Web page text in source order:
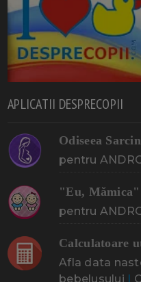
APLICATII DESPRECOPII
Odiseea
pentru
"Eu, Mămica"
pentru
Calculatoare
Afla data
bebelusului